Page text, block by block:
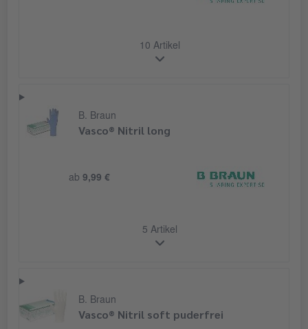
10 Artikel
B. Braun
Vasco® Nitril long
ab 9,99 €
5 Artikel
B. Braun
Vasco® Nitril soft puderfrei